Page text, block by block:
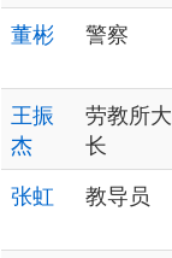
董彬 警察
王振
杰
劳教所
长
张虹
教导员